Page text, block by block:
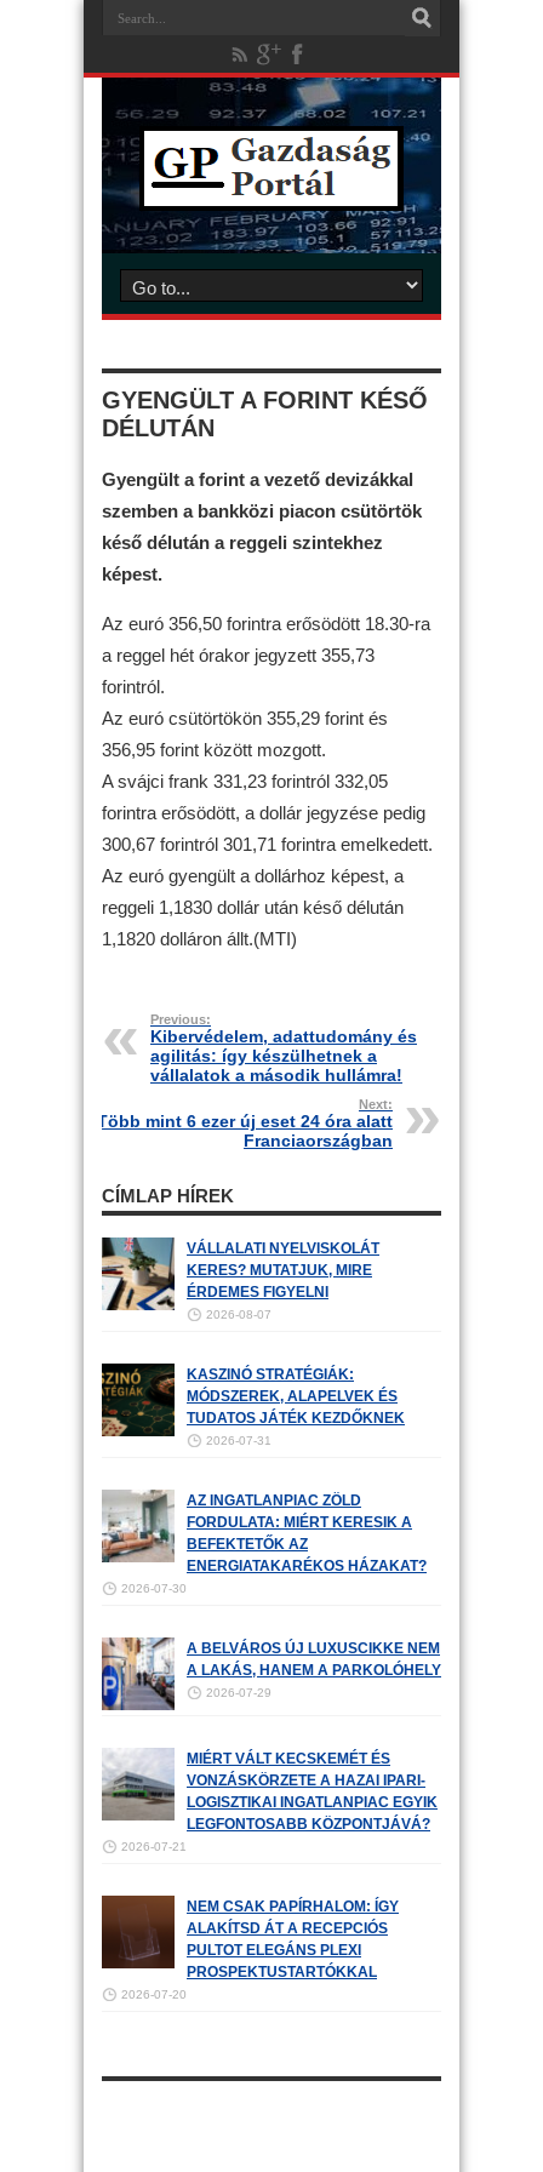
GYENGÜLT A FORINT KÉSŐ
DÉLUTÁN
Gyengült a forint a vezető devizákkal
szemben a bankközi piacon csütörtök
késő délután a reggeli szintekhez
képest.
Az euró 356,50 forintra erősödött 18.30-ra
a reggel hét órakor jegyzett 355,73
forintról.
Az euró csütörtökön 355,29 forint és
356,95 forint között mozgott.
A svájci frank 331,23 forintról 332,05
forintra erősödött, a dollár jegyzése pedig
300,67 forintról 301,71 forintra emelkedett.
Az euró gyengült a dollárhoz képest, a
reggeli 1,1830 dollár után késő délután
1,1820 dolláron állt.(MTI)
Previous:
Kibervédelem, adattudomány és
agilitás: így készülhetnek a
vállalatok a második hullámra!
Next:
Több mint 6 ezer új eset 24 óra alatt
Franciaországban
CÍMLAP HÍREK
VÁLLALATI NYELVISKOLÁT
KERES? MUTATJUK, MIRE
ÉRDEMES FIGYELNI
2026-08-07
KASZINÓ STRATÉGIÁK:
MÓDSZEREK, ALAPELVEK ÉS
TUDATOS JÁTÉK KEZDŐKNEK
2026-07-31
AZ INGATLANPIAC ZÖLD
FORDULATA: MIÉRT KERESIK A
BEFEKTETŐK AZ
ENERGIATAKARÉKOS HÁZAKAT?
2026-07-30
A BELVÁROS ÚJ LUXUSCIKKE NEM
A LAKÁS, HANEM A PARKOLÓHELY
2026-07-29
MIÉRT VÁLT KECSKEMÉT ÉS
VONZÁSKÖRZETE A HAZAI IPARI-
LOGISZTIKAI INGATLANPIAC EGYIK
LEGFONTOSABB KÖZPONTJÁVÁ?
2026-07-21
NEM CSAK PAPÍRHALOM: ÍGY
ALAKÍTSD ÁT A RECEPCIÓS
PULTOT ELEGÁNS PLEXI
PROSPEKTUSTARTÓKKAL
2026-07-20